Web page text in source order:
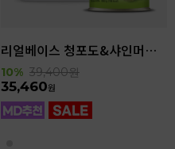
리얼베이스 청포도&샤인머스캣 1kg + 샤인머스캣 850g SET
10% 39,400원
35,460원